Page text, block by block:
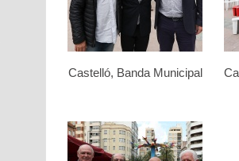
Castelló, Banda Municipal